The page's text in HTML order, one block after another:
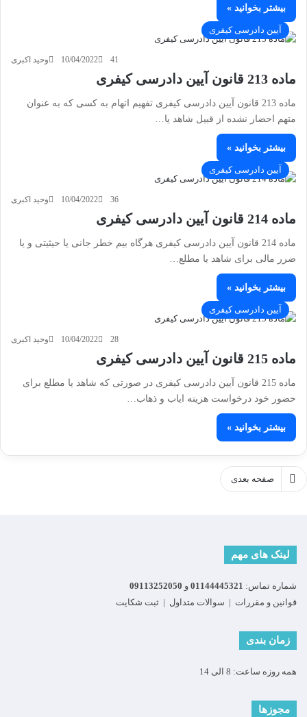
بیشتر بخوانید »
آیین دادرسی کیفری
وحید اکبری 10/04/2022
ماده 213 قانون آیین دادرسی کیفری
ماده 213 قانون آیین دادرسی کیفری تفهیم اتهام به کسی که به عنوان
متهم احضار نشده از قبیل شاهد یا…
بیشتر بخوانید »
آیین دادرسی کیفری
وحید اکبری 10/04/2022
ماده 214 قانون آیین دادرسی کیفری
ماده 214 قانون آیین دادرسی کیفری هرگاه بیم خطر جانی یا حیثیتی و یا
ضرر مالی برای شاهد یا مطلع…
بیشتر بخوانید »
آیین دادرسی کیفری
وحید اکبری 10/04/2022
ماده 215 قانون آیین دادرسی کیفری
ماده 215 قانون آیین دادرسی کیفری در صورتی که شاهد یا مطلع برای
حضور خود درخواست هزینه ایاب و ذهاب…
بیشتر بخوانید »
صفحه بعدی
لینک های مهم
شماره تماس: 01144445321 و 09113252050
قوانین و مقررات | سوالات متداول | ثبت شکایت
زمان بندی
همه روزه ساعت: 8 الی 14
مجوزها